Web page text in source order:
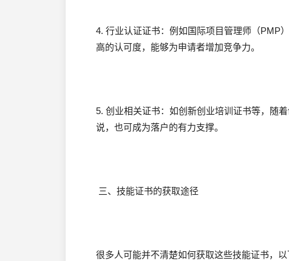
4. 行业认证证书：例如国际项目管理师（PMP
高的认可度，能够为申请者增加竞争力。
5. 创业相关证书：如创新创业培训证书等，随
说，也可成为落户的有力支撑。
三、技能证书的获取途径
很多人可能并不清楚如何获取这些技能证书，以